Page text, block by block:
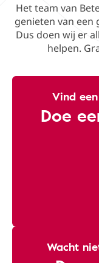
Het team van
genieten van een
Dus doen wij er
helpen.
Vind
Doe
Wacht